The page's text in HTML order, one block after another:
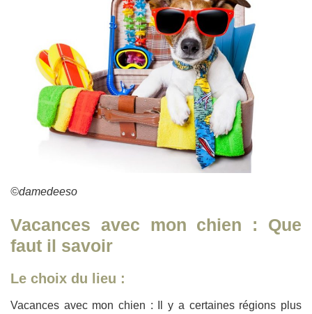
©damedeeso
Vacances avec mon chien : Que
faut il savoir
Le choix du lieu :
Vacances avec mon chien : Il y a certaines régions plus